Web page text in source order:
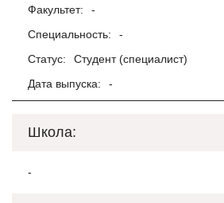
Факультет:
-
Специальность:
-
Статус:
Студент (специалист)
Дата выпуска:
-
Школа:
-